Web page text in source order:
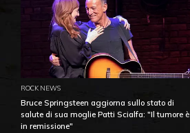
ROCK NEWS
Bruce Springsteen aggiorna sullo stato di
salute di sua moglie Patti Scialfa: "Il tumore è
in remissione"